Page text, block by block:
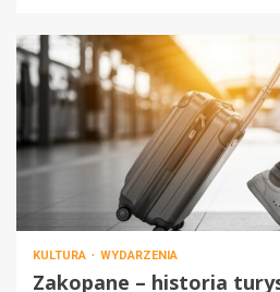
KULTURA WYDARZENIA
Zakopane – historia